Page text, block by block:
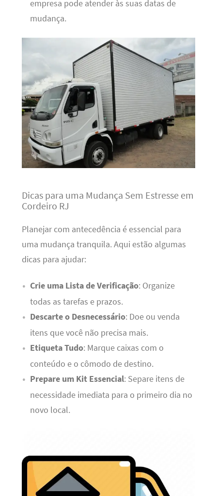
empresa pode atender às suas datas de
mudança.
Dicas para uma Mudança Sem Estresse em
Cordeiro RJ
Planejar com antecedência é essencial para
uma mudança tranquila. Aqui estão algumas
dicas para ajudar:
Crie uma Lista de Verificação: Organize
todas as tarefas e prazos.
Descarte o Desnecessário: Doe ou venda
itens que você não precisa mais.
Etiqueta Tudo: Marque caixas com o
conteúdo e o cômodo de destino.
Prepare um Kit Essencial: Separe itens de
necessidade imediata para o primeiro dia no
novo local.